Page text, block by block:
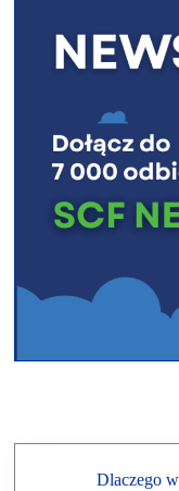
Dlaczego